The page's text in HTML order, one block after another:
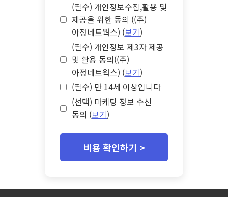
(필수) 개인정보수집,활용 및
제공을 위한 동의 ((주)
아정네트웍스) (보기)
(필수) 개인정보 제3자 제공
및 활용 동의((주)
아정네트웍스) (보기)
(필수) 만 14세 이상입니다
(선택) 마케팅 정보 수신
동의 (보기)
비용 확인하기 >